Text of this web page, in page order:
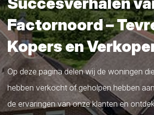
Factornoord –
Kopers en
Op deze pagina delen wij de woningen
hebben verkocht of geholpen hebben
de ervaringen van onze klanten en